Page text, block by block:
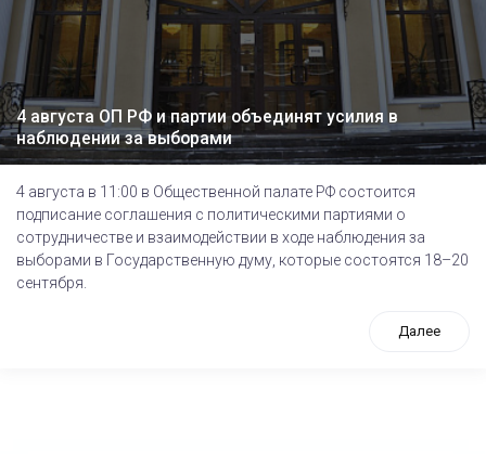
4 августа ОП РФ и партии объединят усилия в
наблюдении за выборами
4 августа в 11:00 в Общественной палате РФ состоится
подписание соглашения с политическими партиями о
сотрудничестве и взаимодействии в ходе наблюдения за
выборами в Государственную думу, которые состоятся 18–20
сентября.
Далее